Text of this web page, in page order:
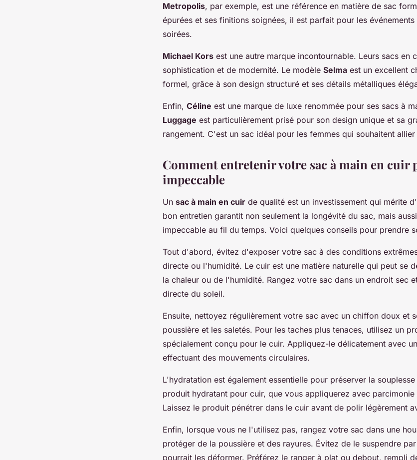
Metropolis, par exemple, est une référence en matière de sac
épurées et ses finitions soignées, il est parfait pour les
soirées.
Michael Kors est une autre marque incontournable. Leurs sacs en
sophistication et de modernité. Le modèle Selma est un excellent
formel, grâce à son design structuré et ses détails métalliques
Enfin, Céline est une marque de luxe renommée pour ses sacs à
Luggage est particulièrement prisé pour son design unique et sa
rangement. C'est un sac idéal pour les femmes qui souhaitent
Comment entretenir votre sac à main en cuir
impeccable
Un sac à main en cuir de qualité est un investissement qui mérite
bon entretien garantit non seulement la longévité du sac, mais
impeccable au fil du temps. Voici quelques conseils pour prendre
Tout d'abord, évitez d'exposer votre sac à des conditions
directe ou l'humidité. Le cuir est une matière naturelle qui peut se
la chaleur ou de l'humidité. Rangez votre sac dans un endroit sec
directe du soleil.
Ensuite, nettoyez régulièrement votre sac avec un chiffon doux et
poussière et les saletés. Pour les taches plus tenaces, utilisez un
spécialement conçu pour le cuir. Appliquez-le délicatement avec
effectuant des mouvements circulaires.
L'hydratation est également essentielle pour préserver la
produit hydratant pour cuir, que vous appliquerez avec
Laissez le produit pénétrer dans le cuir avant de polir légèrement
Enfin, lorsque vous ne l'utilisez pas, rangez votre sac dans une
protéger de la poussière et des rayures. Évitez de le suspendre
pourrait les déformer. Préférez le ranger à plat ou debout, rempli